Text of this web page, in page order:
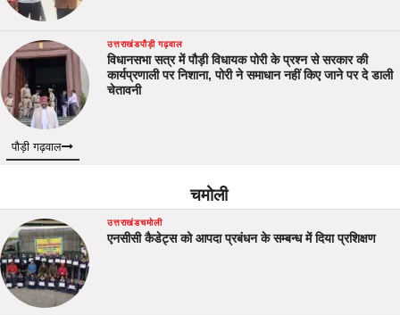
उत्तराखंडपौड़ी गढ़वाल
विधानसभा सत्र में पौड़ी विधायक पोरी के प्रश्न से सरकार की
कार्यप्रणाली पर निशाना, पोरी ने समाधान नहीं किए जाने पर दे डाली
चेतावनी
पौड़ी गढ़वाल
चमोली
उत्तराखंडचमोली
एनसीसी कैडेट्स को आपदा प्रबंधन के सम्बन्ध में दिया प्रशिक्षण